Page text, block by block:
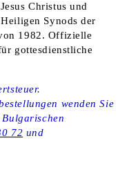
Christus und
Synods der
1982. Offizielle
gottesdienstliche
wenden Sie
72 und